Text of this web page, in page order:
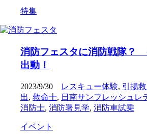
特集
消防フェスタに消防戦隊？
出動！
2023/9/30 レスキュー体験, 引揚
出, 救命士, 日南サンフレッシュレ
消防士, 消防署見学, 消防車試乗
イベント